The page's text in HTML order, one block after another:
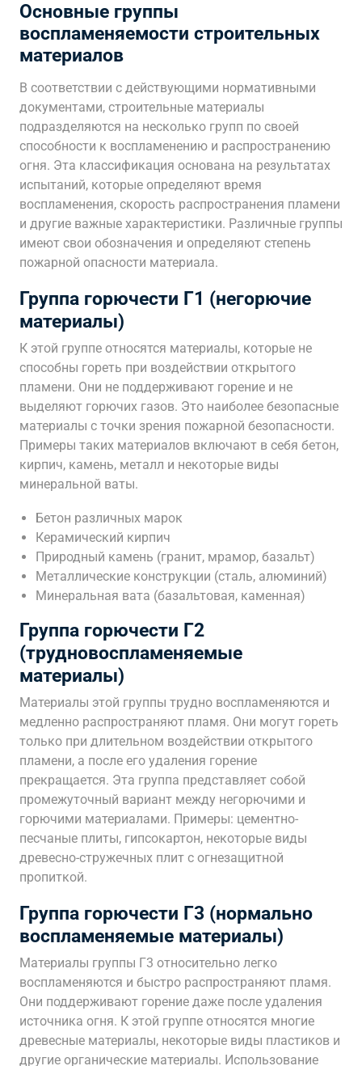
Основные группы
воспламеняемости строительных
материалов
В соответствии с действующими нормативными
документами, строительные материалы
подразделяются на несколько групп по своей
способности к воспламенению и распространению
огня. Эта классификация основана на результатах
испытаний, которые определяют время
воспламенения, скорость распространения пламени
и другие важные характеристики. Различные группы
имеют свои обозначения и определяют степень
пожарной опасности материала.
Группа горючести Г1 (негорючие
материалы)
К этой группе относятся материалы, которые не
способны гореть при воздействии открытого
пламени. Они не поддерживают горение и не
выделяют горючих газов. Это наиболее безопасные
материалы с точки зрения пожарной безопасности.
Примеры таких материалов включают в себя бетон,
кирпич, камень, металл и некоторые виды
минеральной ваты.
Бетон различных марок
Керамический кирпич
Природный камень (гранит, мрамор, базальт)
Металлические конструкции (сталь, алюминий)
Минеральная вата (базальтовая, каменная)
Группа горючести Г2
(трудновоспламеняемые
материалы)
Материалы этой группы трудно воспламеняются и
медленно распространяют пламя. Они могут гореть
только при длительном воздействии открытого
пламени, а после его удаления горение
прекращается. Эта группа представляет собой
промежуточный вариант между негорючими и
горючими материалами. Примеры: цементно-
песчаные плиты, гипсокартон, некоторые виды
древесно-стружечных плит с огнезащитной
пропиткой.
Группа горючести Г3 (нормально
воспламеняемые материалы)
Материалы группы Г3 относительно легко
воспламеняются и быстро распространяют пламя.
Они поддерживают горение даже после удаления
источника огня. К этой группе относятся многие
древесные материалы, некоторые виды пластиков и
другие органические материалы. Использование